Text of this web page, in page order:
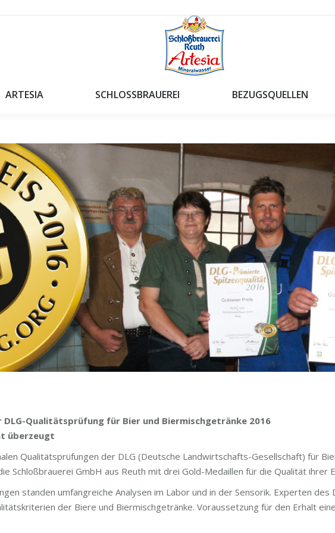
ARTESIA SCHLOSSBRAUEREI BEZUGSQUELLEN
Qualitätsprüfung für Bier und Biermischgetränke 2016
überzeugt
Qualitätsprüfungen der DLG (Deutsche Landwirtschafts-Gesellschaft) für
Schloßbrauerei GmbH aus Reuth mit drei Gold-Medaillen für die Qualität ihrer
standen umfangreiche Analysen im Labor und in der Sensorik. Experten
der Biere und Biermischgetränke. Voraussetzung für den Erhalt